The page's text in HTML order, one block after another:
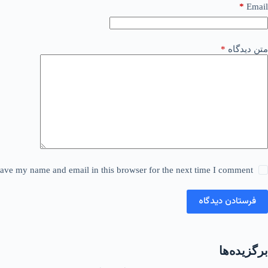
Email
*
متن دیدگاه *
my name and email in this browser for the next time I comment.
فرستادن دیدگاه
برگزیده‌ها